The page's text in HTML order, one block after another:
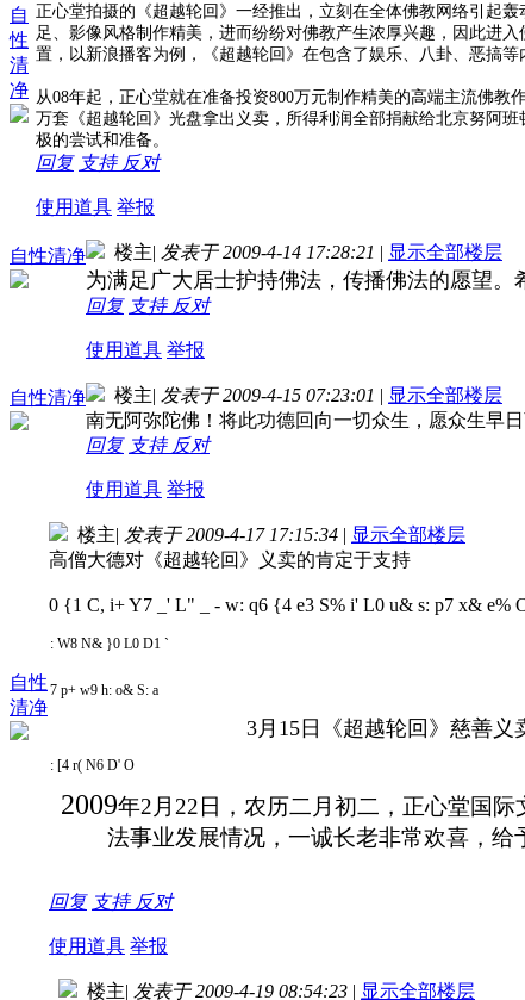
自
性
清
净
正心堂拍摄的《超越轮回》一经推出，立刻在全体佛教网络引起
足、影像风格制作精美，进而纷纷对佛教产生浓厚兴趣，因此进入
置，以新浪播客为例，《超越轮回》在包含了娱乐、八卦、恶搞等
从08年起，正心堂就在准备投资800万元制作精美的高端主流佛教
万套《超越轮回》光盘拿出义卖，所得利润全部捐献给北京努阿
极的尝试和准备。
回复 支持 反对
使用道具 举报
自性清净 楼主| 发表于 2009-4-14 17:28:21 | 显示全部楼层
为满足广大居士护持佛法，传播佛法的愿望。
回复 支持 反对
使用道具 举报
自性清净 楼主| 发表于 2009-4-15 07:23:01 | 显示全部楼层
南无阿弥陀佛！将此功德回向一切众生，愿众生早日
回复 支持 反对
使用道具 举报
自性
清净
楼主| 发表于 2009-4-17 17:15:34 | 显示全部楼层
高僧大德对《超越轮回》义卖的肯定于支持
0 {1 C, i+ Y7 _' L" _ - w: q6 {4 e3 S% i' L0 u& s: p7 x& e%
: W8 N& }0 L0 D1 `
7 p+ w9 h: o& S: a
3月15日《超越轮回》慈善义
: [4 r( N6 D' O
2009年2 月 22日 ，农历二月初二，正心堂国
法事业发展情况，一诚长老非常欢喜，
回复 支持 反对
使用道具 举报
楼主| 发表于 2009-4-19 08:54:23 | 显示全部楼层